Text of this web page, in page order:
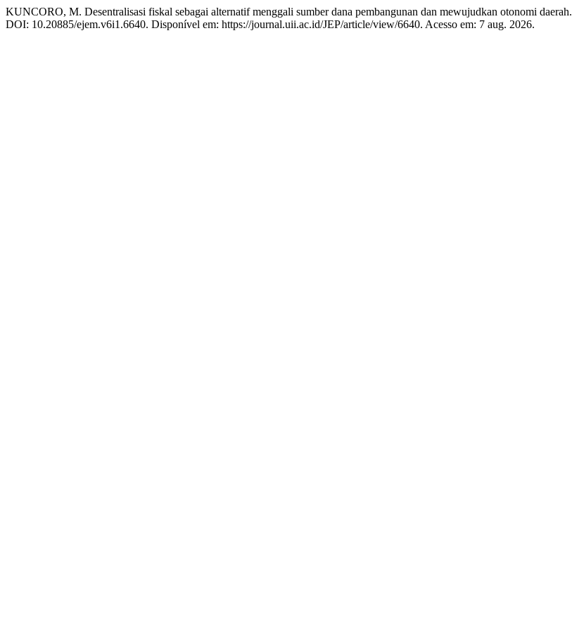
KUNCORO, M. Desentralisasi fiskal sebagai alternatif menggali sumber dana pembangunan dan mewujudkan otonomi daerah.
DOI: 10.20885/ejem.v6i1.6640. Disponível em: https://journal.uii.ac.id/JEP/article/view/6640. Acesso em: 7 aug. 2026.